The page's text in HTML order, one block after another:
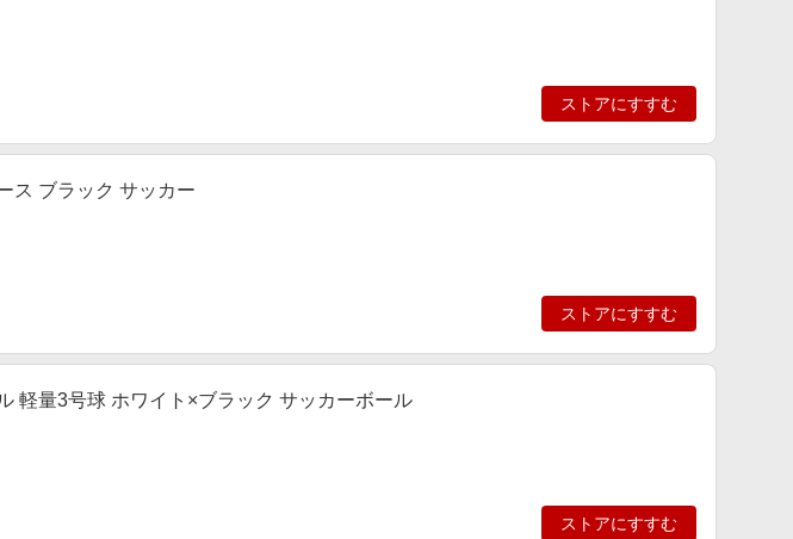
ストアにすすむ
ス ブラック サッカー
ストアにすすむ
軽量3号球 ホワイト×ブラック サッカーボール
ストアにすすむ